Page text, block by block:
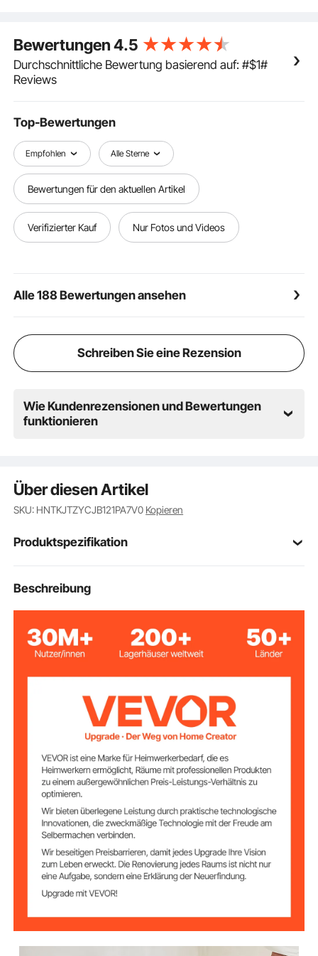
Rauchrohren, Abwasserkanälen usw.
Bewertungen4.5
Durchschnittliche Bewertung basierend auf: #$1#
Reviews
Top-Bewertungen
Empfohlen Alle Sterne
Bewertungen für den aktuellen Artikel
Verifizierter Kauf Nur Fotos und Videos
Alle 188 Bewertungen ansehen
Schreiben Sie eine Rezension
Wie Kundenrezensionen und Bewertungen
funktionieren
Über diesen Artikel
SKU: HNTKJTZYCJB121PA7V0 Kopieren
Produktspezifikation
Material
(Zoll)
1,2 / 1,6 / 2,6 / 3,1 / 3,9
(mm)
30 / 40 / 65 / 80 / 100
Verbindungsschaf
11,8 Zoll / 300 mm
Länge
Zentrierbohrer
4,33 Zoll / 110 mm
Beschreibung